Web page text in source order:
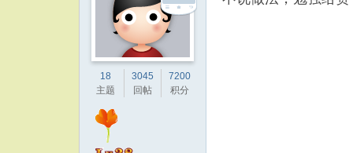
18
主题
3045
回帖
7200
积分